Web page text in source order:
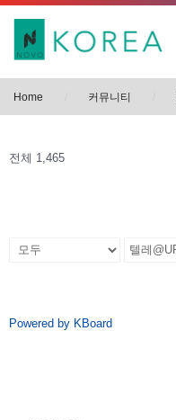
Home 커뮤니티
전체 1,465
Powered by KBoard